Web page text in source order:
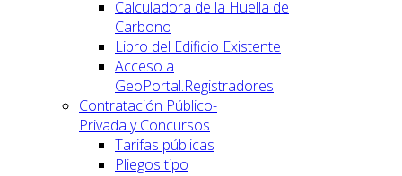
Calculadora de la Huella de
Carbono
Libro del Edificio Existente
Acceso a
GeoPortal.Registradores
Contratación Público-
Privada y Concursos
Tarifas públicas
Pliegos tipo